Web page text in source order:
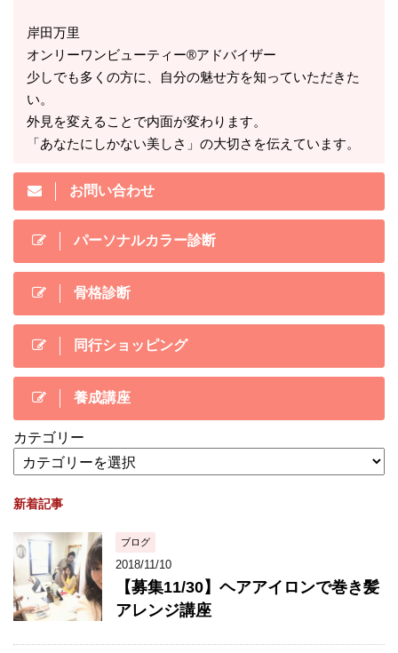
岸田万里
オンリーワンビューティー®アドバイザー
少しでも多くの方に、自分の魅せ方を知っていただきた
い。
外見を変えることで内面が変わります。
「あなたにしかない美しさ」の大切さを伝えています。
お問い合わせ
パーソナルカラー診断
骨格診断
同行ショッピング
養成講座
カテゴリー
新着記事
ブログ
2018/11/10
【募集11/30】ヘアアイロンで巻き髪
アレンジ講座